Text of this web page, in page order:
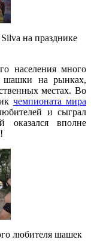
на празднике
населения много
на рынках,
местах. Во
чемпионата мира
и сыграл
оказался вполне
любителя шашек